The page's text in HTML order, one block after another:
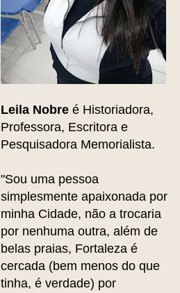
Leila Nobre é Historiadora,
Professora, Escritora e
Pesquisadora Memorialista.
"Sou uma pessoa
simplesmente apaixonada por
minha Cidade, não a trocaria
por nenhuma outra, além de
belas praias, Fortaleza é
cercada (bem menos do que
tinha, é verdade) por